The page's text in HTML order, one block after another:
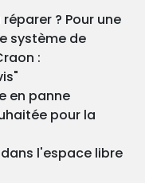
? Pour une
système de
:
en panne
pour la
l'espace libre